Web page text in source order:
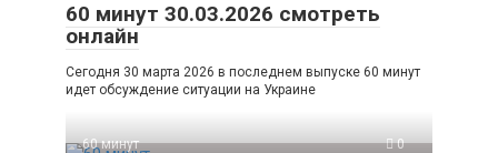
60 минут 30.03.2026 смотреть
онлайн
Сегодня 30 марта 2026 в последнем выпуске 60 минут
идет обсуждение ситуации на Украине
60 минут 0